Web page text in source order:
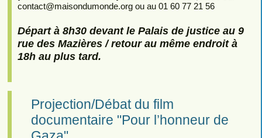
contact@maisondumonde.org ou au 01 60 77 21 56
Départ à 8h30 devant le Palais de justice au 9
rue des Mazières / retour au même endroit à
18h au plus tard.
Projection/Débat du film
documentaire "Pour l’honneur de